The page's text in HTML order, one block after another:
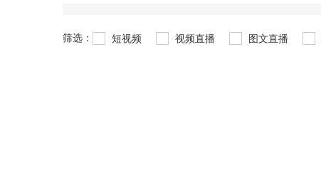
筛选： 短视频 视频直播 图文直播